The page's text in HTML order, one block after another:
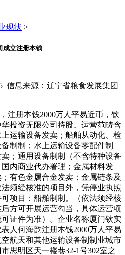
现状 >
成立注册本钱
信息来源：辽宁省粮食发展集团
册本钱2000万人平易近币，钦
投资无限公司持股。运营范畴含
运输设备发卖；船舶从动化、检
制制；水上运输设备零配件制
；通用设备制制（不含特种设备
内商业代办署理；金属材料发
有色金属合金发卖；金属链条及
须经核准的项目外，凭停业执照
项目：船舶制制。（依法须经核
方可开展运营勾当，具体运营项
证件为准）。企业名称厦门钦实
人何海韵注册本钱2000万人平易
航天和其他运输设备制制业城市
思明区天一楼巷32-1号302室之